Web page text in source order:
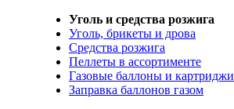
Уголь и средства розжига
Уголь, брикеты и дрова
Средства розжига
Пеллеты в ассортименте
Газовые баллоны и картриджи
Заправка баллонов газом